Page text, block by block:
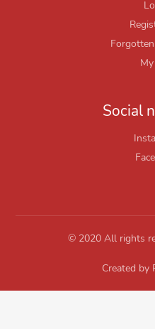
Social
© 2020 All rights
Created by